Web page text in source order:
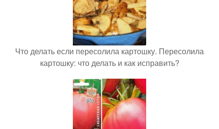
Что делать если пересолила картошку. Пересолила
картошку: что делать и как исправить?